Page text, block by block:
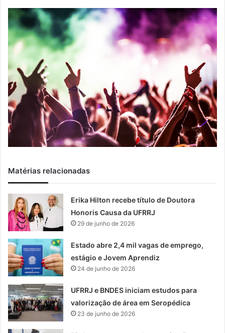
Matérias relacionadas
Erika Hilton recebe título de Doutora
Honoris Causa da UFRRJ
29 de junho de 2026
Estado abre 2,4 mil vagas de emprego,
estágio e Jovem Aprendiz
24 de junho de 2026
UFRRJ e BNDES iniciam estudos para
valorização de área em Seropédica
23 de junho de 2026